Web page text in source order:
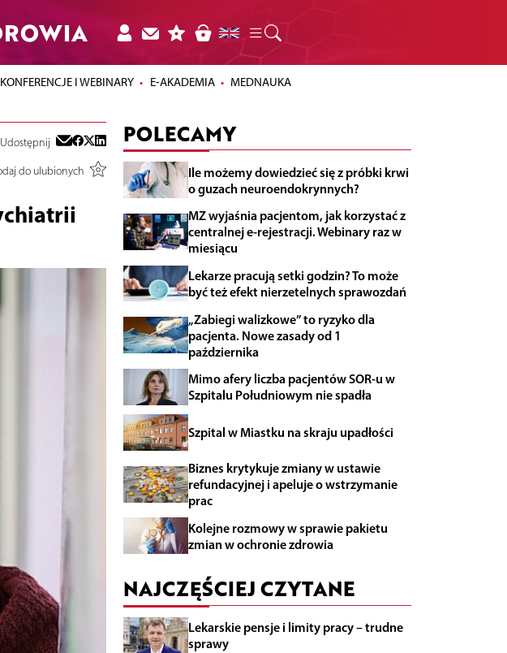
KONFERENCJE I WEBINARY E-AKADEMIA MEDNAUKA
Udostępnij
do ulubionych
POLECAMY
Ile możemy dowiedzieć się z próbki krwi
o guzach neuroendokrynnych?
MZ wyjaśnia pacjentom, jak korzystać z
centralnej e-rejestracji. Webinary raz w
miesiącu
Lekarze pracują setki godzin? To może
być też efekt nierzetelnych sprawozdań
„Zabiegi walizkowe” to ryzyko dla
pacjenta. Nowe zasady od 1
października
Mimo afery liczba pacjentów SOR-u w
Szpitalu Południowym nie spadła
Szpital w Miastku na skraju upadłości
Biznes krytykuje zmiany w ustawie
refundacyjnej i apeluje o wstrzymanie
prac
Kolejne rozmowy w sprawie pakietu
zmian w ochronie zdrowia
NAJCZĘŚCIEJ CZYTANE
Lekarskie pensje i limity pracy – trudne
sprawy